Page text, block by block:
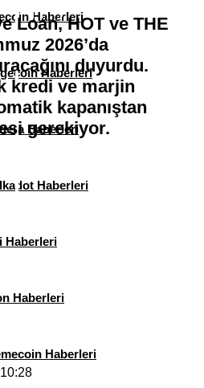
Haberleri
Haberleri
Haberleri
Haberleri
Haberleri
Haberleri
Haberleri
Loan, HOT ve THE
2026’da
duyurdu.
kredi ve marjin
kapanıştan
gerekiyor.